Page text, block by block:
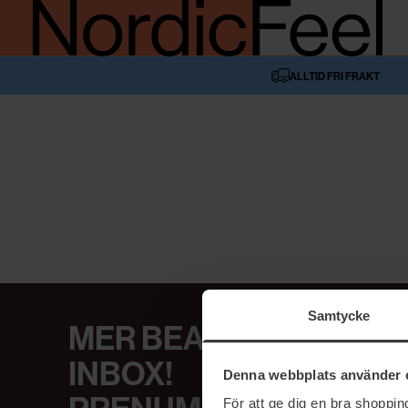
Samtycke
Denna webbplats använder
För att ge dig en bra
ALLTID FRI FRAKT
MER BEAUTY I DIN
INBOX!